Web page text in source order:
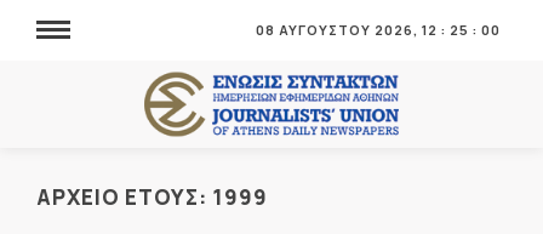
08 ΑΥΓΟΥΣΤΟΥ 2026, 12 : 25 : 01
ΑΡΧΕΙΟ ΕΤΟΥΣ: 1999